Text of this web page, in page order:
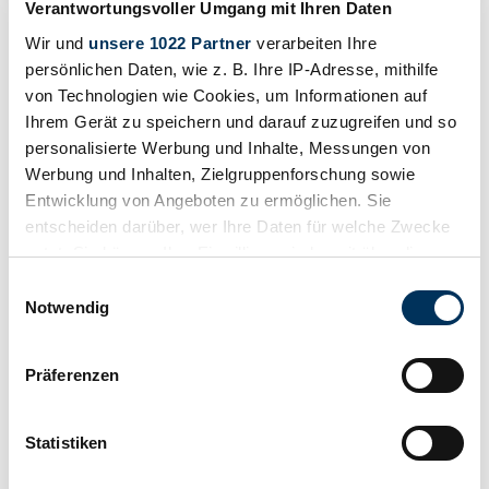
Verantwortungsvoller Umgang mit Ihren Daten
Wir und unsere 1022 Partner verarbeiten Ihre
persönlichen Daten, wie z. B. Ihre IP-Adresse, mithilfe
von Technologien wie Cookies, um Informationen auf
Ihrem Gerät zu speichern und darauf zuzugreifen und so
personalisierte Werbung und Inhalte, Messungen von
Werbung und Inhalten, Zielgruppenforschung sowie
Entwicklung von Angeboten zu ermöglichen. Sie
entscheiden darüber, wer Ihre Daten für welche Zwecke
nutzt. Sie können Ihre Einwilligung jederzeit über die
Trigger Symbol ändern oder widerrufen
Informationen über Ihre geografische Lage
können
Notwendig
Präferenzen
Statistiken
Alle Services zu diesem Fahrzeug
338.133 €